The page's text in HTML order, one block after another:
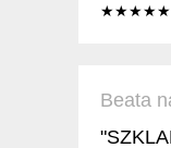
★★★★★
Beata